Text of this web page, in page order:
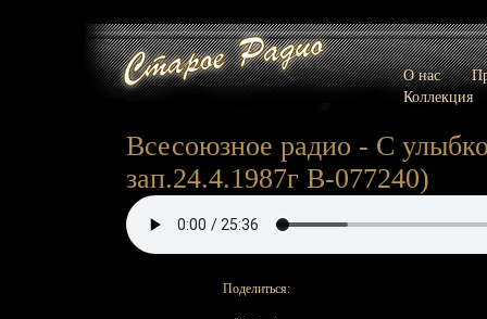
О нас
Коллекция
Всесоюзное радио - С
зап.24.4.1987г В-077240)
Поделиться: